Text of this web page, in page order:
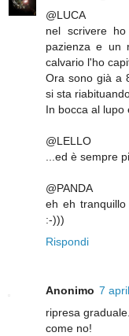
@LUCA
nel scrivere
pazienza e un
calvario l'ho
Ora sono già a
si sta
In bocca al lupo
@LELLO
...ed è sempre
@PANDA
eh eh
:-)))
Rispondi
Anonimo 7
ripresa
come no!